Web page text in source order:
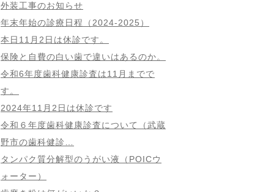
外装工事のお知らせ
年末年始の診療日程（2024-2025）
本日11月2日は休診です。
保険と自費の白い歯で違いはあるのか。
令和6年度歯科健康診査は11月までで
す。
2024年11月2日は休診です
令和６年度歯科健康診査について（武蔵
野市の歯科健診…
タンパク質分解型のうがい液（POICウ
ォーター）